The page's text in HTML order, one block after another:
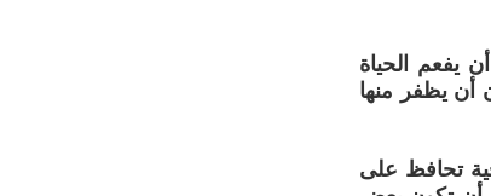
يفعم الحياة
أن يظفر منها
تحافظ على